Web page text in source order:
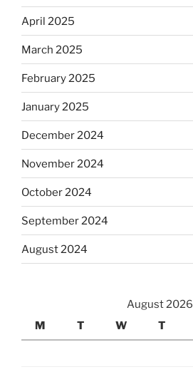
April 2025
March 2025
February 2025
January 2025
December 2024
November 2024
October 2024
September 2024
August 2024
August 2026
M
T W T